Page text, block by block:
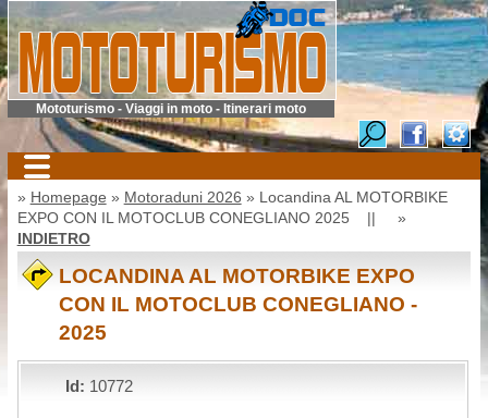
Mototurismo - Viaggi in moto - Itinerari moto
» Homepage » Motoraduni 2026 » Locandina AL MOTORBIKE
EXPO CON IL MOTOCLUB CONEGLIANO 2025 || »
INDIETRO
LOCANDINA AL MOTORBIKE EXPO
CON IL MOTOCLUB CONEGLIANO -
2025
Id: 10772